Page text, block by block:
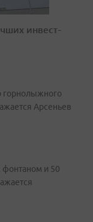
инвест-
горнолыжного
Арсеньев
фонтаном и 50